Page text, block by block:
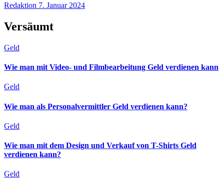
Redaktion 7. Januar 2024
Versäumt
Geld
Wie man mit Video- und Filmbearbeitung Geld verdienen kann
Geld
Wie man als Personalvermittler Geld verdienen kann?
Geld
Wie man mit dem Design und Verkauf von T-Shirts Geld
verdienen kann?
Geld